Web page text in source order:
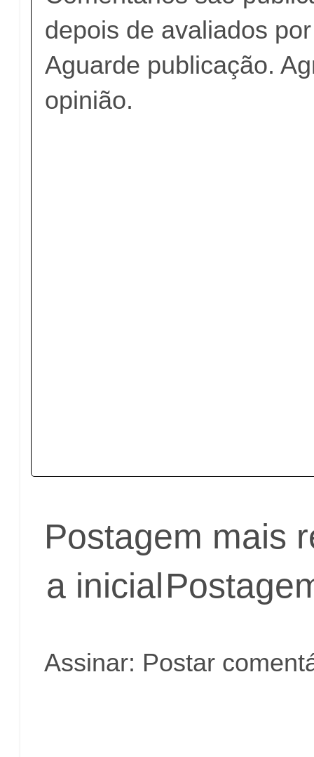
depois de avaliados
Aguarde publicação.
opinião.
Postagem mais
a inicial
Assinar: Postar